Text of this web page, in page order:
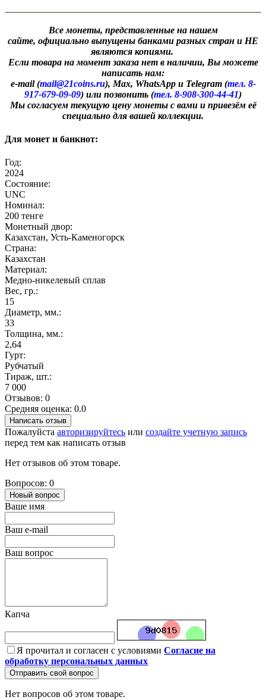
Все монеты, представленные на нашем
сайте, официально выпущены банками разных стран и НЕ
являются копиями.
Если товара на момент заказа нет в наличии, Вы можете
написать нам:
e-mail (mail@21coins.ru), Max, WhatsApp и Telegram (тел. 8-
917-679-09-09) или позвонить (тел. 8-908-300-44-41)
​Мы согласуем текущую цену монеты с вами и привезём её
специально для вашей коллекции.
Для монет и банкнот:
Год:
2024
Состояние:
UNC
Номинал:
200 тенге
Монетный двор:
Казахстан, Усть-Каменогорск
Страна:
Казахстан
Материал:
Медно-никелевый сплав
Вес, гр.:
15
Диаметр, мм.:
33
Толщина, мм.:
2,64
Гурт:
Рубчатый
Тираж, шт.:
7 000
Отзывов: 0
Средняя оценка: 0.0
Написать отзыв
Пожалуйста авторизируйтесь или создайте учетную запись
перед тем как написать отзыв
Нет отзывов об этом товаре.
Вопросов: 0
Новый вопрос
Ваше имя
Ваш e-mail
Ваш вопрос
Капча
Я прочитал и согласен с условиями Согласие на
обработку персональных данных
Отправить свой вопрос
Нет вопросов об этом товаре.